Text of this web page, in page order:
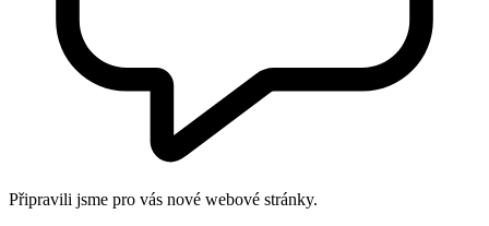
Připravili jsme pro vás nové webové stránky.